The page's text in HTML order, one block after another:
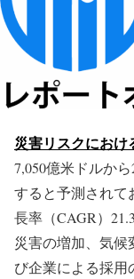
災害リスクにお
7,050億米ドルか
すると予測されて
長率（CAGR）
災害の増加、気候
び企業による採用